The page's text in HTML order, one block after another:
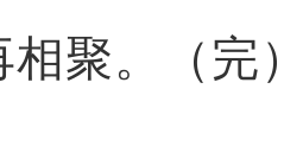
相聚。（完